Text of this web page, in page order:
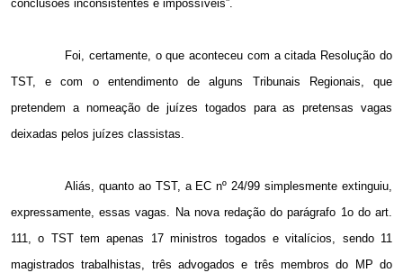
conclusões inconsistentes e impossíveis”.
Foi, certamente, o que aconteceu com a citada Resolução do
TST, e com o entendimento de alguns Tribunais Regionais, que
pretendem a nomeação de juízes togados para as pretensas vagas
deixadas pelos juízes classistas.
Aliás, quanto ao TST, a EC nº 24/99 simplesmente extinguiu,
expressamente, essas vagas. Na nova redação do parágrafo 1o do art.
111, o TST tem apenas 17 ministros togados e vitalícios, sendo 11
magistrados trabalhistas, três advogados e três membros do MP do